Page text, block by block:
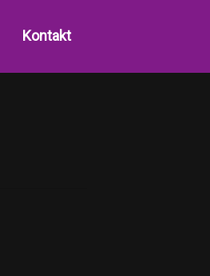
Kontakt